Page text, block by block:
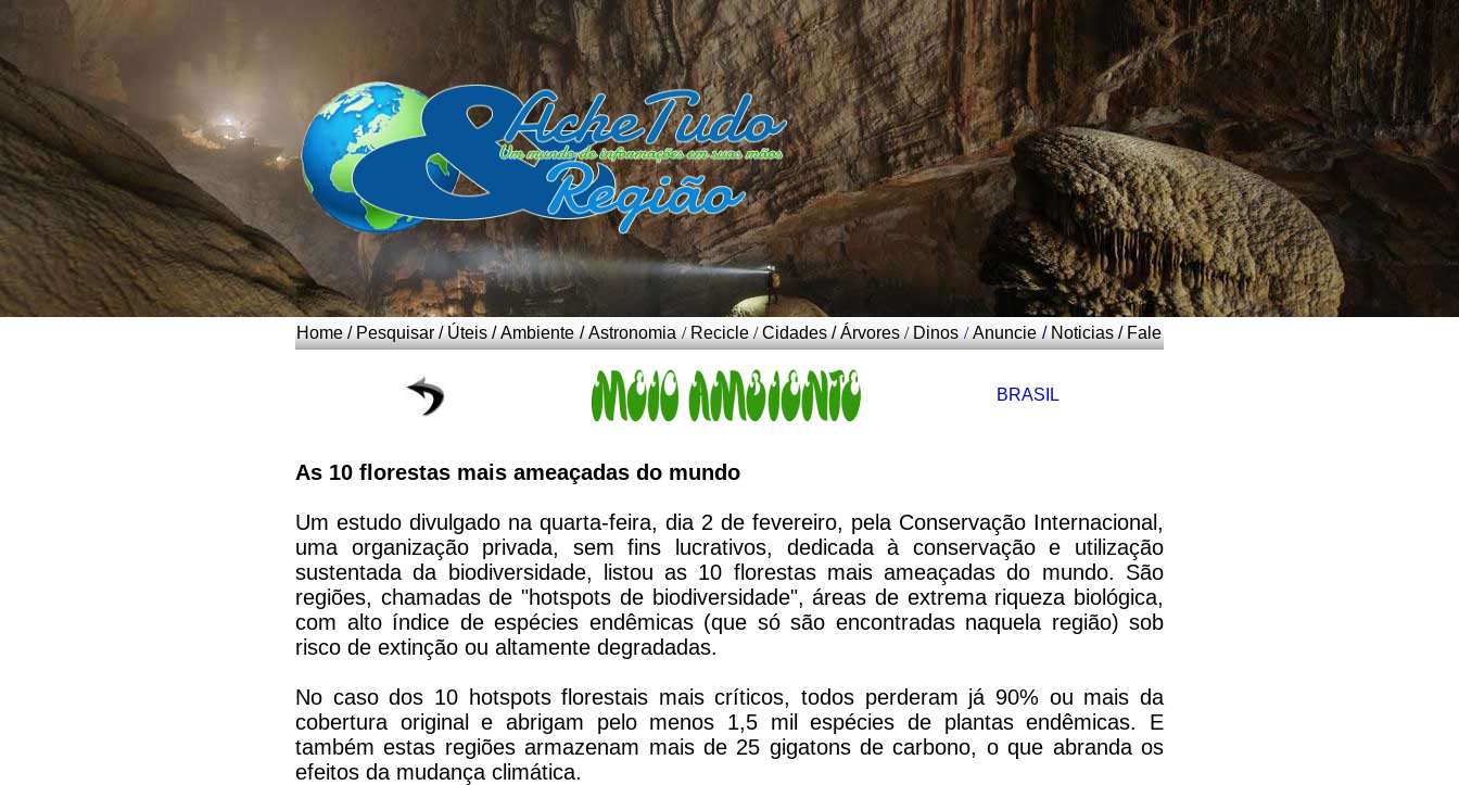
/td>
Home / Pesquisar / Úteis /Ambiente /Astronomia / Recicle /Cidades /Árvores / Dinos /Anuncie / Noticias / Fale
BRASIL
As 10 florestas mais ameaçadas do mundo
Um estudo divulgado na quarta-feira, dia 2 de fevereiro, pela Conservação Internacional,
uma organização privada, sem fins lucrativos, dedicada à conservação e utilização
sustentada da biodiversidade, listou as 10 florestas mais ameaçadas do mundo. São
regiões, chamadas de "hotspots de biodiversidade", áreas de extrema riqueza biológica,
com alto índice de espécies endêmicas (que só são encontradas naquela região) sob
risco de extinção ou altamente degradadas.
No caso dos 10 hotspots florestais mais críticos, todos perderam já 90% ou mais da
cobertura original e abrigam pelo menos 1,5 mil espécies de plantas endêmicas. E
também estas regiões armazenam mais de 25 gigatons de carbono, o que abranda os
efeitos da mudança climática.